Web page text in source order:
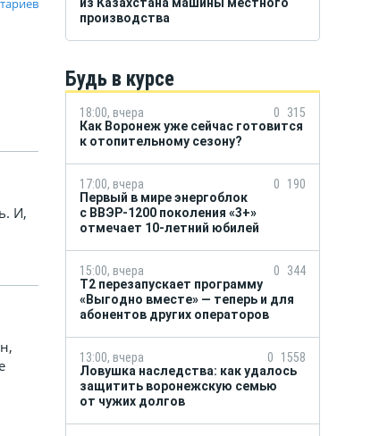
И,
производства
Будь в курсе
18:00, вчера 0
315
Как Воронеж уже сейчас готовится
к отопительному сезону?
17:00, вчера 0
190
Первый в мире энергоблок
с ВВЭР-1200 поколения «3+»
отмечает 10-летний юбилей
15:00, вчера 0
344
Т2 перезапускает программу
«Выгодно вместе» — теперь и для
абонентов других операторов
13:00, вчера 0
1558
Ловушка наследства: как удалось
защитить воронежскую семью
от чужих долгов